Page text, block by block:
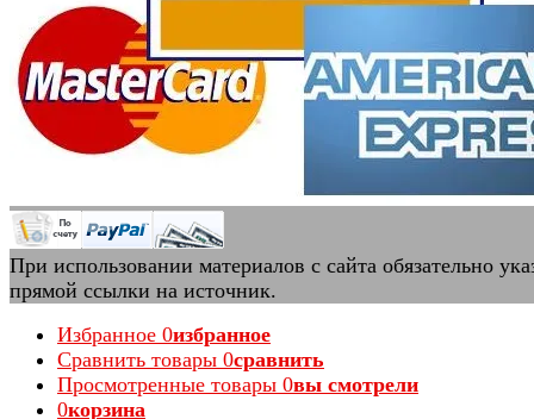
При использовании материалов с сайта обязательно
прямой ссылки на источник.
Избранное 0избранное
Сравнить товары 0сравнить
Просмотренные товары 0вы смотрели
0корзина